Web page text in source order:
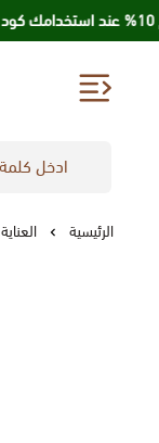
الرئيسية العناية